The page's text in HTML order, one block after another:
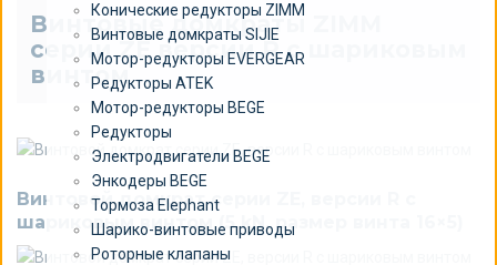
Конические редукторы ZIMM
Винтовые домкраты SIJIE
Мотор-редукторы EVERGEAR
Редукторы ATEK
Мотор-редукторы BEGE
Редукторы
Электродвигатели BEGE
Энкодеры BEGE
Тормоза Elephant
Шарико-винтовые приводы
Роторные клапаны
Винтовые домкраты ZIMM
серии ZE версии R c шариковым
винтом
Винтовой домкрат серии ZE, версии R c
шариковым винтом (5 kN, размер винта 16×5)